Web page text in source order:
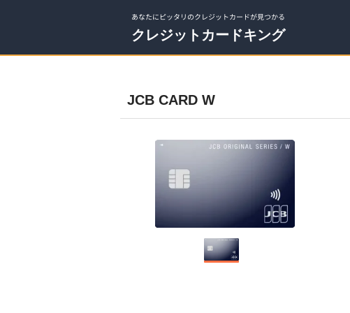
あなたにピッタリのクレジットカードが見つかる
クレジットカードキング
JCB CARD W